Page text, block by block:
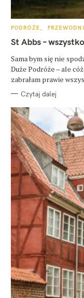
K
T
E
O
R
I
PODRÓŻE
St Abbs –
Sama bym się nie
Duże Podróże – ale
zabrałam prawie
Czytaj dalej